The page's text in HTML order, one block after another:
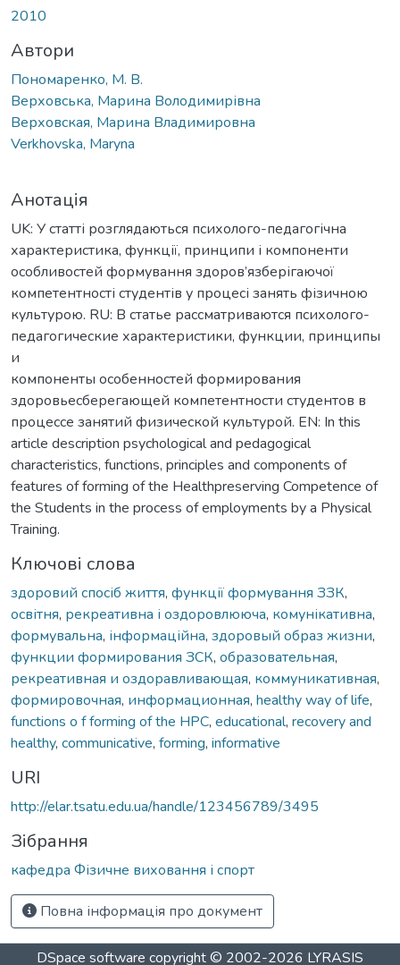
2010
Автори
Пономаренко, М. В.
Верховська, Марина Володимирівна
Верховская, Марина Владимировна
Verkhovska, Maryna
Анотація
UK: У статті розглядаються психолого-педагогічна
характеристика, функції, принципи і компоненти
особливостей формування здоров’язберігаючої
компетентності студентів у процесі занять фізичною
культурою. RU: В статье рассматриваются психолого-
педагогические характеристики, функции, принципы
и
компоненты особенностей формирования
здоровьесберегающей компетентности студентов в
процессе занятий физической культурой. EN: In this
article description psychological and pedagogical
characteristics, functions, principles and components of
features of forming of the Healthpreserving Competence of
the Students in the process of employments by a Physical
Training.
Ключові слова
здоровий спосіб життя, функції формування ЗЗК,
освітня, рекреативна і оздоровлююча, комунікативна,
формувальна, інформаційна, здоровый образ жизни,
функции формирования ЗСК, образовательная,
рекреативная и оздоравливающая, коммуникативная,
формировочная, информационная, healthy way of life,
functions o f forming of the HPC, educational, recovery and
healthy, communicative, forming, informative
URI
http://elar.tsatu.edu.ua/handle/123456789/3495
Зібрання
кафедра Фізичне виховання і спорт
Повна інформація про документ
DSpace software copyright © 2002-2026 LYRASIS